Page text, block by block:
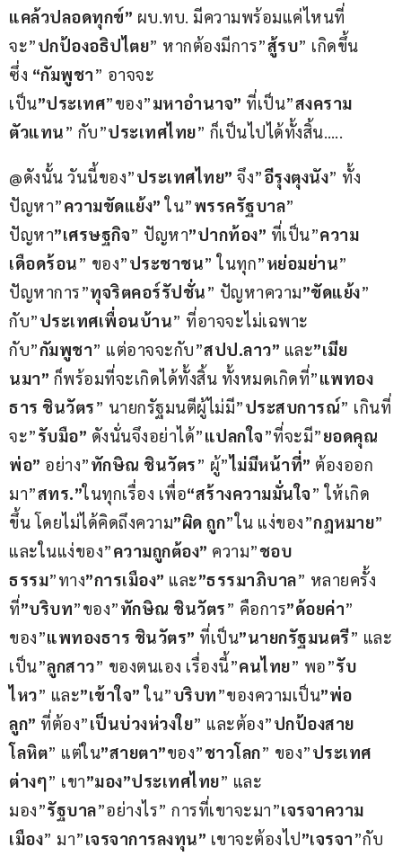
แคล้วปลอดทุกข์” ผบ.ทบ. มีความพร้อมแค่ไหนที่
จะ”ปกป้องอธิปไตย” หากต้องมีการ”สู้รบ” เกิดขึ้น
ซึ่ง “กัมพูชา” อาจจะ
เป็น”ประเทศ”ของ”มหาอำนาจ” ที่เป็น”สงคราม
ตัวแทน” กับ”ประเทศไทย” ก็เป็นไปได้ทั้งสิ้น…..
@ดังนั้น วันนี้ของ”ประเทศไทย” จึง”อีรุงตุงนัง” ทั้ง
ปัญหา”ความขัดแย้ง” ใน”พรรครัฐบาล”
ปัญหา”เศรษฐกิจ” ปัญหา”ปากท้อง” ที่เป็น”ความ
เดือดร้อน” ของ”ประชาชน” ในทุก”หย่อมย่าน”
ปัญหาการ”ทุจริตคอร์รัปชั่น” ปัญหาความ”ขัดแย้ง”
กับ”ประเทศเพื่อนบ้าน” ที่อาจจะไม่เฉพาะ
กับ”กัมพูชา” แต่อาจจะกับ”สปป.ลาว” และ”เมีย
นมา” ก็พร้อมที่จะเกิดได้ทั้งสิ้น ทั้งหมดเกิดที่”แพทอง
ธาร ชินวัตร” นายกรัฐมนตีผู้ไม่มี”ประสบการณ์” เกินที่
จะ”รับมือ” ดังนั่นจึงอย่าได้”แปลกใจ”ที่จะมี”ยอดคุณ
พ่อ” อย่าง”ทักษิณ ชินวัตร” ผู้”ไม่มีหน้าที่” ต้องออก
มา”สทร.”ในทุกเรื่อง เพื่อ“สร้างความมั่นใจ” ให้เกิด
ขึ้น โดยไม่ได้คิดถึงความ”ผิด ถูก”ใน แง่ของ”กฎหมาย”
และในแง่ของ”ความถูกต้อง” ความ”ชอบ
ธรรม”ทาง”การเมือง” และ”ธรรมาภิบาล” หลายครั้ง
ที่”บริบท”ของ”ทักษิณ ชินวัตร” คือการ”ด้อยค่า”
ของ”แพทองธาร ชินวัตร” ที่เป็น”นายกรัฐมนตรี” และ
เป็น”ลูกสาว” ของตนเอง เรื่องนี้”คนไทย” พอ”รับ
ไหว” และ”เข้าใจ” ใน”บริบท”ของความเป็น”พ่อ
ลูก” ที่ต้อง”เป็นบ่วงห่วงใย” และต้อง”ปกป้องสาย
โลหิต” แต่ใน”สายตา”ของ”ชาวโลก” ของ”ประเทศ
ต่างๆ” เขา”มอง”ประเทศไทย” และ
มอง”รัฐบาล”อย่างไร” การที่เขาจะมา”เจรจาความ
เมือง” มา”เจรจาการลงทุน” เขาจะต้องไป”เจรจา”กับ